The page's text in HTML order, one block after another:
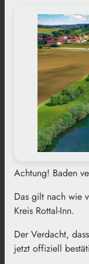
Achtung! Baden
Das gilt nach wie
Kreis Rottal-Inn.
Der Verdacht,
jetzt offiziell